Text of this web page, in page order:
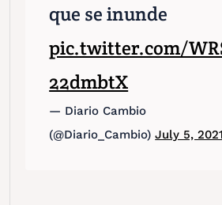
que se inunde
pic.twitter.com/
22dmbtX
— Diario Cambio
(@Diario_Cambio)July 5, 2021